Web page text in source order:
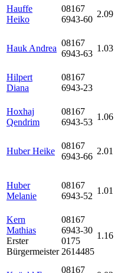
Hauffe
Heiko
08167
6943-60
2.09
Hauk Andrea
08167
6943-63
1.03
Hilpert
Diana
08167
6943-23
Hoxhaj
Qendrim
08167
6943-53
1.06
Huber Heike
08167
6943-66
2.01
Huber
Melanie
08167
6943-52
1.01
Kern
Mathias
Erster
Bürgermeister
08167
6943-30
0175
2614485
1.16
08167